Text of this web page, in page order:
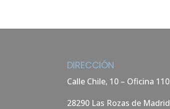
DIRECCIÓN
Calle Chile, 10 – Oficina 110
28290 Las Rozas de Madrid